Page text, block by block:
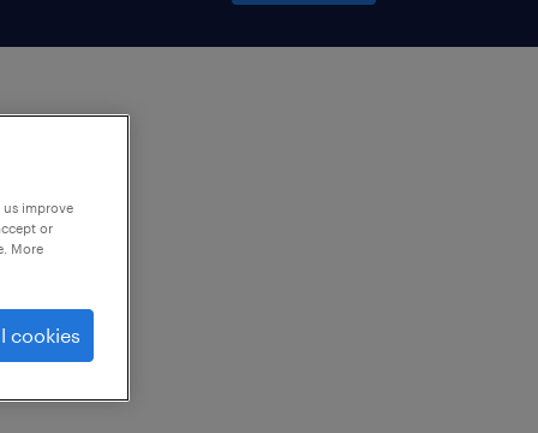
improve
or
More
cookies